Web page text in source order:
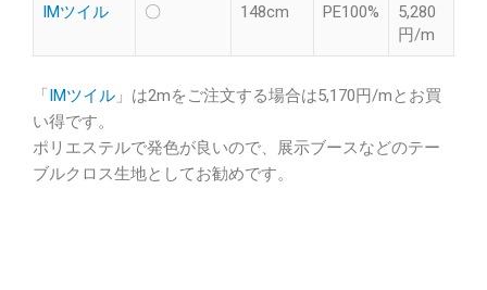
IMツイル 〇 148cm PE100%
5,280
円/m
「IMツイル 」は2mをご注文する場合は5,170円/mとお買
い得です。
ポリエステルで発色が良いので、展示ブースなどのテー
ブルクロス生地としてお勧めです。